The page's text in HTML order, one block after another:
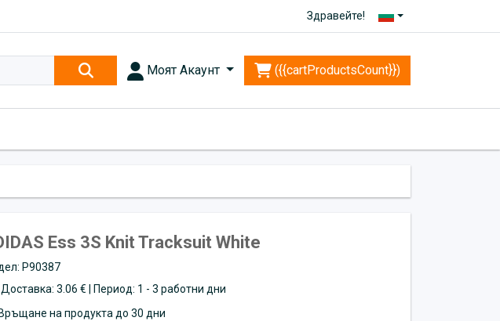
Здравейте!
Моят Акаунт ({{cartProductsCount}})
Ess 3S Knit Tracksuit White
P90387
Доставка: 3.06 € | Период: 1 - 3 работни дни
Връщане на продукта до 30 дни